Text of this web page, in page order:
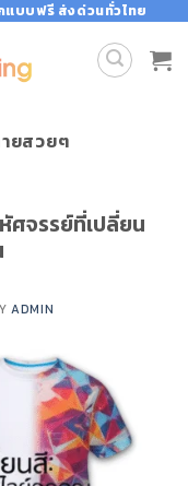
บบฟรี ส่งด่วนทั่วไทย
ยสวยๆ
ศจรรย์ที่เปลี่ยน
ADMIN